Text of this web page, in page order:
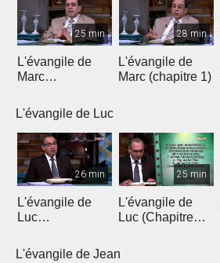
25 min
L'évangile de
Marc
28 min
L'évangile de
Marc (chapitre 1)
L'évangile de Luc
26 min
L'évangile de
Luc
25 min
L'évangile de
Luc (Chapitre
L'évangile de Jean